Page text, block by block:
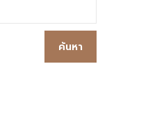
การจัดการเรียนรู้